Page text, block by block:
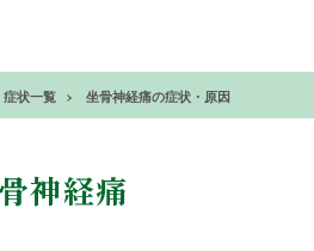
症状一覧 坐骨神経痛の症状・原因
神経痛